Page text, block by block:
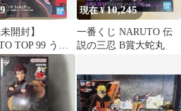
開封】
TOP 99 うち
チ フィギュア
じ
現在 ¥10,245
一番くじ NARUTO 伝
説の三忍 B賞大蛇丸